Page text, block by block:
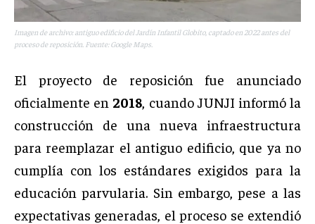
Imagen de archivo: antiguo edificio del Jardín Infantil Globito, captado en 2022 antes del
proceso de reposición. Fuente: Google Maps.
El proyecto de reposición fue anunciado
oficialmente en 2018 , cuando JUNJI informó la
construcción de una nueva infraestructura
para reemplazar el antiguo edificio, que ya no
cumplía con los estándares exigidos para la
educación parvularia. Sin embargo, pese a las
expectativas generadas, el proceso se extendió